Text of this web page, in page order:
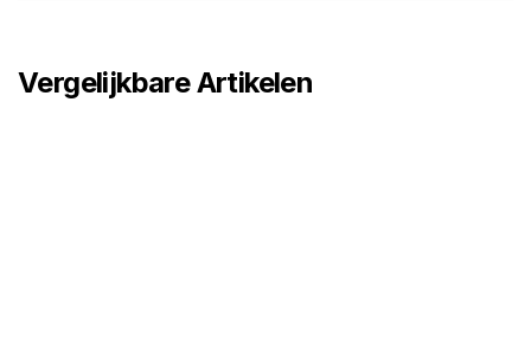
Vergelijkbare Artikelen